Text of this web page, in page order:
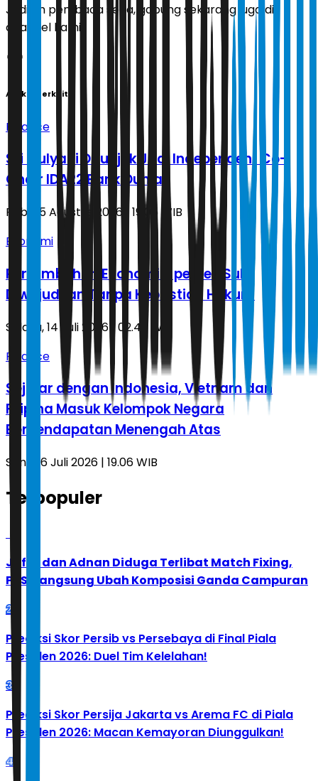
Jadilah pembaca setia, gabung sekarang juga di
channel kami!
Artikel Terkait
Finance
Sri Mulyani Ditunjuk Jadi Independent Co-
Chair IDA22 Bank Dunia
Rabu, 5 Agustus 2026 | 19.05 WIB
Ekonomi
Pertumbuhan Ekonomi 8 persen Sulit
Diwujudkan Tanpa Kepastian Hukum
Selasa, 14 Juli 2026 | 02.46 WIB
Finance
Sejajar dengan Indonesia, Vietnam dan
Filipina Masuk Kelompok Negara
Berpendapatan Menengah Atas
Senin, 6 Juli 2026 | 19.06 WIB
Terpopuler
Jafar dan Adnan Diduga Terlibat Match Fixing,
PBSI Langsung Ubah Komposisi Ganda Campuran
2
Prediksi Skor Persib vs Persebaya di Final Piala
Presiden 2026: Duel Tim Kelelahan!
3
Prediksi Skor Persija Jakarta vs Arema FC di Piala
Presiden 2026: Macan Kemayoran Diunggulkan!
4